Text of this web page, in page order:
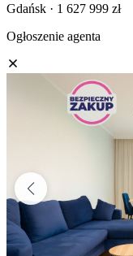
Gdańsk · 1 627 999 zł
Ogłoszenie agenta